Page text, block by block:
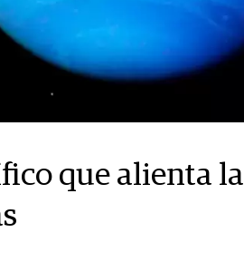
que alienta la